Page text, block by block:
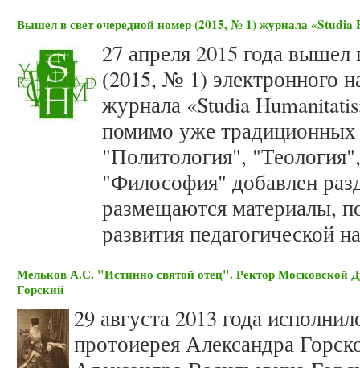
Вышел в свет очередной номер (2015, № 1) журнала «Studia
27 апреля 2015 года
(2015, № 1) электронного
журнала «Studia
помимо уже
"Политология",
"Философия" добавлен
размещаются материалы,
развития педагогической
Мельков А.С. "Истинно святой отец". Ректор Московской
Горский
29 августа 2013 года
протоиерея Александра